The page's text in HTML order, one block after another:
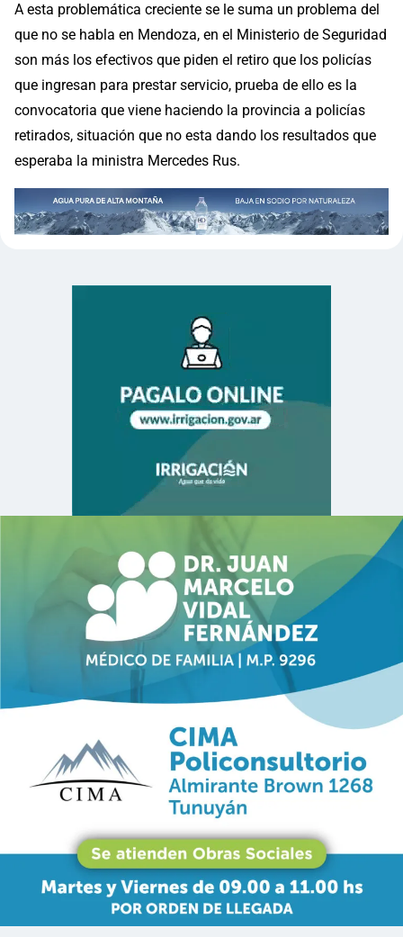
A esta problemática creciente se le suma un problema del
que no se habla en Mendoza, en el Ministerio de Seguridad
son más los efectivos que piden el retiro que los policías
que ingresan para prestar servicio, prueba de ello es la
convocatoria que viene haciendo la provincia a policías
retirados, situación que no esta dando los resultados que
esperaba la ministra Mercedes Rus.